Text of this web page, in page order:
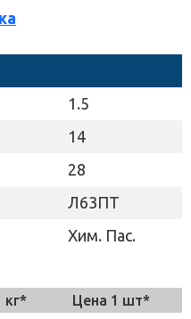
1.5
14
28
Л63ПТ
Хим. Пас.
кг* Цена 1 шт*